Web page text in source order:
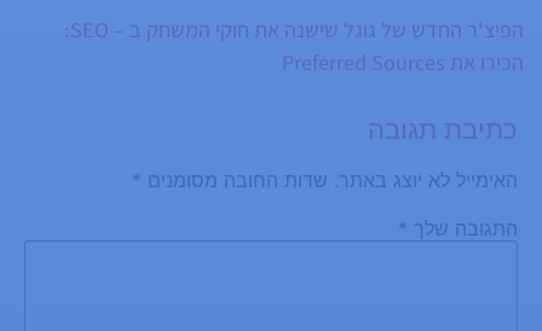
הפיצ'ר החדש של גוגל שישנה את חוקי המשחק ב – SEO:
הכירו את Preferred Sources
כתיבת תגובה
האימייל לא יוצג באתר. שדות החובה מסומנים *
התגובה שלך *